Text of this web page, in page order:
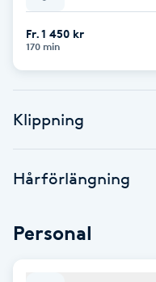
Babylights
Balayage
Bambumassage
Fr. 1 450 kr
170 min
Klippning
Hårförlängning
Personal